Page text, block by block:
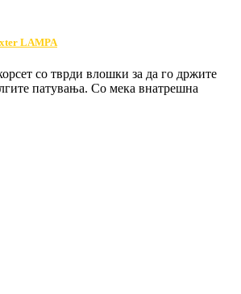
LAMPA
со тврди влошки за да го држите
патувања. Со мека внатрешна